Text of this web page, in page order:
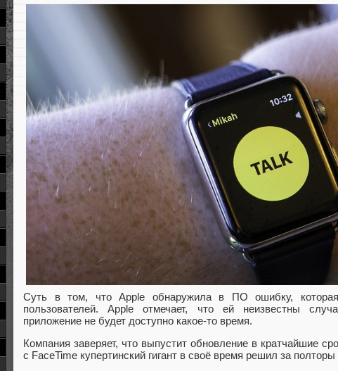
Суть в том, что Apple обнаружила в ПО ошибку, которая
пользователей. Apple отмечает, что ей неизвестны
приложение не будет доступно какое-то время.
Компания заверяет, что выпустит обновление в кратчайшие
с FaceTime купертинский гигант в своё время решил за полторы